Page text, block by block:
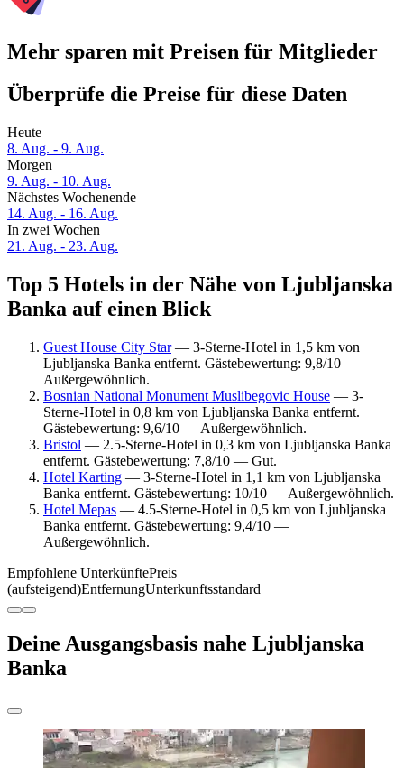
Mehr sparen mit Preisen für Mitglieder
Überprüfe die Preise für diese Daten
Heute
8. Aug. - 9. Aug.
Morgen
9. Aug. - 10. Aug.
Nächstes Wochenende
14. Aug. - 16. Aug.
In zwei Wochen
21. Aug. - 23. Aug.
Top 5 Hotels in der Nähe von Ljubljanska
Banka auf einen Blick
Guest House City Star— 3-Sterne-Hotel in 1,5 km von
Ljubljanska Banka entfernt. Gästebewertung: 9,8/10 —
Außergewöhnlich.
Bosnian National Monument Muslibegovic House — 3-
Sterne-Hotel in 0,8 km von Ljubljanska Banka entfernt.
Gästebewertung: 9,6/10 — Außergewöhnlich.
Bristol — 2.5-Sterne-Hotel in 0,3 km von Ljubljanska Banka
entfernt. Gästebewertung: 7,8/10 — Gut.
Hotel Karting — 3-Sterne-Hotel in 1,1 km von Ljubljanska
Banka entfernt. Gästebewertung: 10/10 — Außergewöhnlich.
Hotel Mepas — 4.5-Sterne-Hotel in 0,5 km von Ljubljanska
Banka entfernt. Gästebewertung: 9,4/10 —
Außergewöhnlich.
Empfohlene UnterkünftePreis
(aufsteigend)EntfernungUnterkunftsstandard
Deine Ausgangsbasis nahe Ljubljanska
Banka